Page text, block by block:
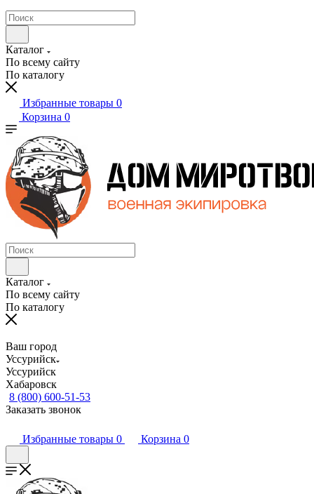
Каталог
По всему сайту
По каталогу
Избранные товары 0
Корзина 0
Каталог
По всему сайту
По каталогу
Ваш город
Уссурийск
Уссурийск
Хабаровск
8 (800) 600-51-53
Заказать звонок
Избранные товары 0 Корзина 0